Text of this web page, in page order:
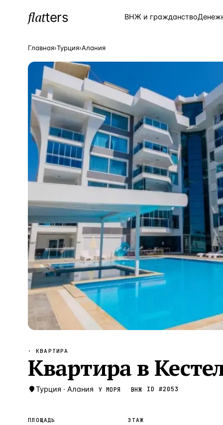
flatters ВНЖ и гражданство
ПОПУЛЯРНЫЕ НАПРАВЛЕНИЯ
Турция —Страна
Россия Страна
Испания —Страна
Кипр —Страна
Таиланд —Страна
Сочи Локация
Алания —Локация
Бангкок —Локация
Новороссийск —Локация
Стамбул —Локация
Анталия Локация
Главная›Турция›Алания
· КВАРТИРА
Квартира в
Турция · Алания У МОРЯ ВНЖ ID #2053
ПЛОЩАДЬ ЭТАЖ